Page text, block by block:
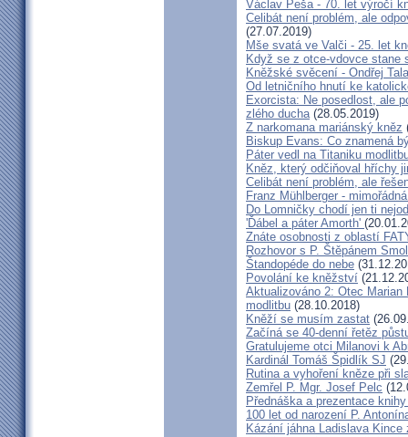
Václav Peša - 70. let výročí
Celibát není problém, ale
(27.07.2019)
Mše svatá ve Valči - 25. let
Když se z otce-vdovce stane
Kněžské svěcení - Ondřej
Od letničního hnutí ke
Exorcista: Ne posedlost, ale
zlého ducha(28.05.2019)
Z narkomana mariánský kněz
Biskup Evans: Co znamená
Páter vedl na Titaniku
Kněz, který odčiňoval hříchy
Celibát není problém, ale
Franz Mühlberger -
Do Lomničky chodí jen ti
'Ďábel a páter Amorth'
Znáte osobnosti z oblastí
Rozhovor s P. Štěpánem
Štandopéde do nebe
Povolání ke kněžství
Aktualizováno 2: Otec
modlitbu (28.10.2018)
Kněží se musím zastat
Začíná se 40-denní řetěz
Gratulujeme otci Milanovi k
Kardinál Tomáš Špidlík SJ
Rutina a vyhoření kněze při
Zemřel P. Mgr. Josef Pelc
Přednáška a prezentace
100 let od narození P.
Kázání jáhna Ladislava